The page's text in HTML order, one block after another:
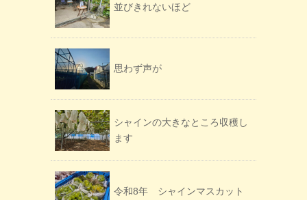
並びきれないほど
思わず声が
シャインの大きなところ収穫し
ます
令和8年 シャインマスカット